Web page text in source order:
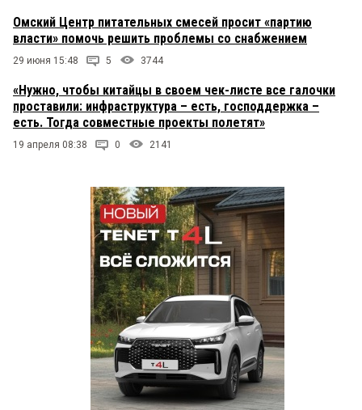
Омский Центр питательных смесей просит «партию
власти» помочь решить проблемы со снабжением
29 июня 15:48 5 3744
«Нужно, чтобы китайцы в своем чек-листе все галочки
проставили: инфраструктура – есть, господдержка –
есть. Тогда совместные проекты полетят»
19 апреля 08:38 0 2141